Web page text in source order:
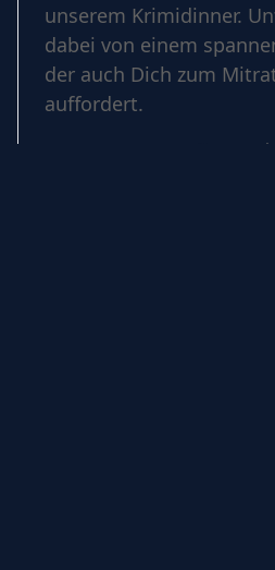
unserem Krimidinner.
dabei von einem
der auch Dich zum
auffordert.
|